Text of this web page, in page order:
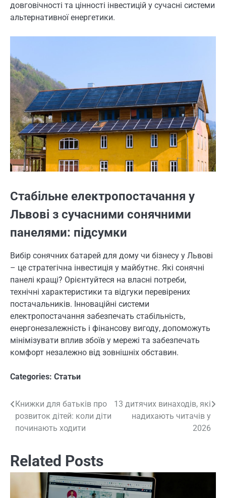
довговічності та цінності інвестицій у сучасні системи
альтернативної енергетики.
Стабільне електропостачання у
Львові з сучасними сонячними
панелями: підсумки
Вибір сонячних батарей для дому чи бізнесу у Львові
– це стратегічна інвестиція у майбутнє. Які сонячні
панелі кращі? Орієнтуйтеся на власні потреби,
технічні характеристики та відгуки перевірених
постачальників. Інноваційні системи
електропостачання забезпечать стабільність,
енергонезалежність і фінансову вигоду, допоможуть
мінімізувати вплив збоїв у мережі та забезпечать
комфорт незалежно від зовнішніх обставин.
Categories: Статьи
Навигация
по
Книжки для батьків про
розвиток дітей: коли діти
починають ходити
13 дитячих винаходів, які
надихають читачів у
2026
Related Posts